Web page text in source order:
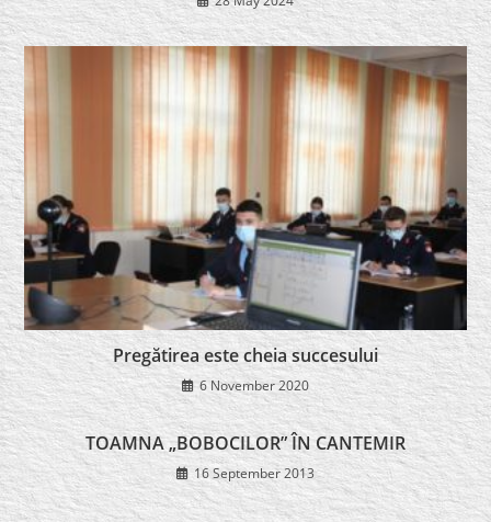
Pregătirea este cheia succesului
6 November 2020
TOAMNA „BOBOCILOR” ÎN CANTEMIR
16 September 2013